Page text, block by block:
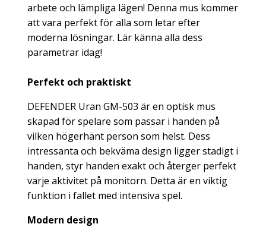
arbete och lämpliga lägen! Denna mus kommer
att vara perfekt för alla som letar efter
moderna lösningar. Lär känna alla dess
parametrar idag!
Perfekt och praktiskt
DEFENDER Uran GM-503 är en optisk mus
skapad för spelare som passar i handen på
vilken högerhänt person som helst. Dess
intressanta och bekväma design ligger stadigt i
handen, styr handen exakt och återger perfekt
varje aktivitet på monitorn. Detta är en viktig
funktion i fallet med intensiva spel.
Modern design